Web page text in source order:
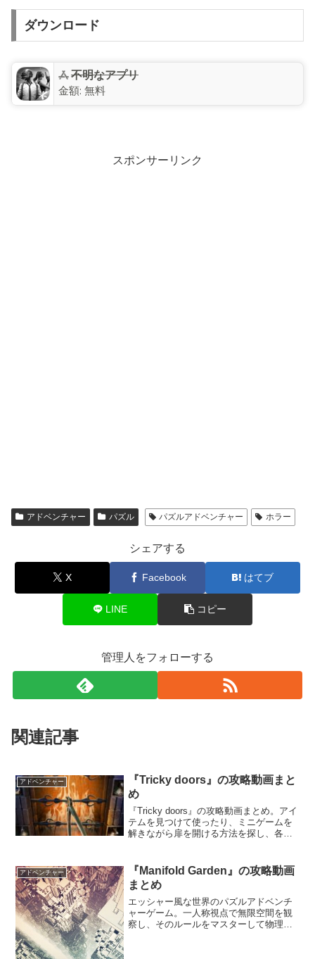
ダウンロード
不明なアプリ
金額: 無料
スポンサーリンク
アドベンチャー パズル パズルアドベンチャー ホラー
シェアする
X Facebook はてブ
LINE コピー
管理人をフォローする
関連記事
アドベンチャー
『Tricky doors』の攻略動画まと
め
『Tricky doors』の攻略動画まとめ。アイ
テムを見つけて使ったり、ミニゲームを
解きながら扉を開ける方法を探し、各エ
アドベンチャー
『Manifold Garden』の攻略動画
まとめ
エッシャー風な世界のパズルアドベンチ
ャーゲーム。一人称視点で無限空間を観
察し、そのルールをマスターして物理法